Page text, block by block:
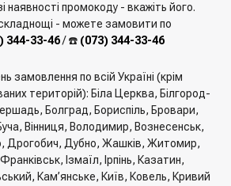
наявності промокоду - вкажіть його.
- можете замовити по
344-33-46/ ☎️ (073) 344-33-46
замовлення по всій Україні (крім
територій): Біла Церква, Білгород-
Болград, Бориспіль, Бровари,
Вінниця, Володимир, Вознесенськ,
Дрогобич, Дубно, Жашків, Житомир,
Ізмаїл, Ірпінь, Казатин,
Кам’янське, Київ, Ковель, Кривий